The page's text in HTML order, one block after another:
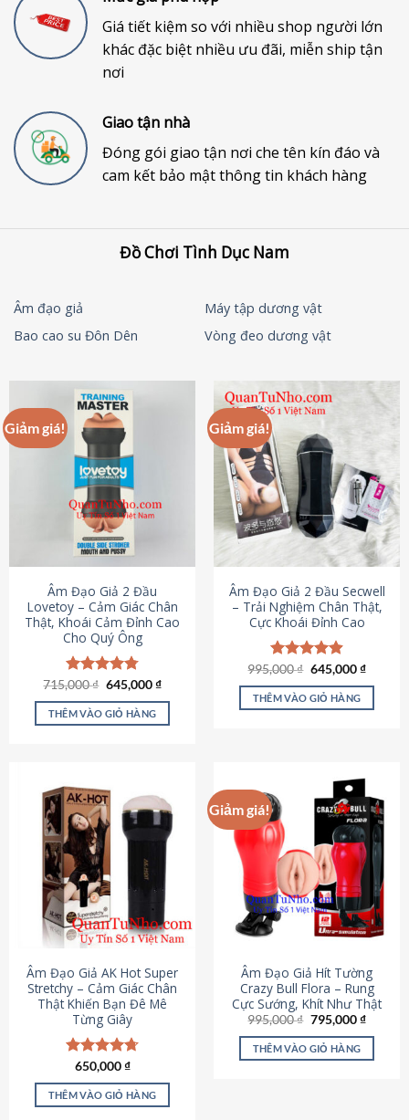
Giá tiết kiệm so với nhiều shop người lớn
khác đặc biệt nhiều ưu đãi, miễn ship tận
nơi
Giao tận nhà
Đóng gói giao tận nơi che tên kín đáo và
cam kết bảo mật thông tin khách hàng
Đồ Chơi Tình Dục Nam
Âm đạo giả
Máy tập dương vật
Bao cao su Đôn Dên
Vòng đeo dương vật
Giảm giá!
Âm Đạo Giả 2 Đầu
Lovetoy – Cảm Giác Chân
Thật, Khoái Cảm Đỉnh Cao
Cho Quý Ông
Được xếp
hạng4.79
5 sao
715,000₫ Giá
là:
715,000 ₫.
645,000₫Giá
tại
THÊM VÀO GIỎ HÀNG
Giảm giá!
Âm Đạo Giả 2 Đầu Secwell
– Trải Nghiệm Chân Thật,
Cực Khoái Đỉnh Cao
Được xếp
hạng4.88
5 sao
995,000₫ Giá
là:
995,000 ₫.
645,000₫Giá
tại
THÊM VÀO GIỎ HÀNG
Âm Đạo Giả AK Hot Super
Stretchy – Cảm Giác Chân
Thật Khiến Bạn Đê Mê
Từng Giây
Được xếp
hạng4.75
5 sao
650,000₫
THÊM VÀO GIỎ HÀNG
Giảm giá!
Âm Đạo Giả Hít Tường
Crazy Bull Flora – Rung
Cực Sướng, Khít Như Thật
995,000₫ Giá
là:
995,000 ₫.
795,000₫Giá
tại
THÊM VÀO GIỎ HÀNG